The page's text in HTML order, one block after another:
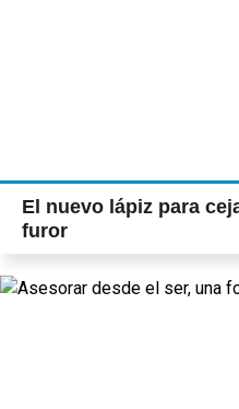
El nuevo lápiz para
furor